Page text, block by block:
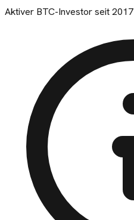
Aktiver BTC-Investor seit 2017